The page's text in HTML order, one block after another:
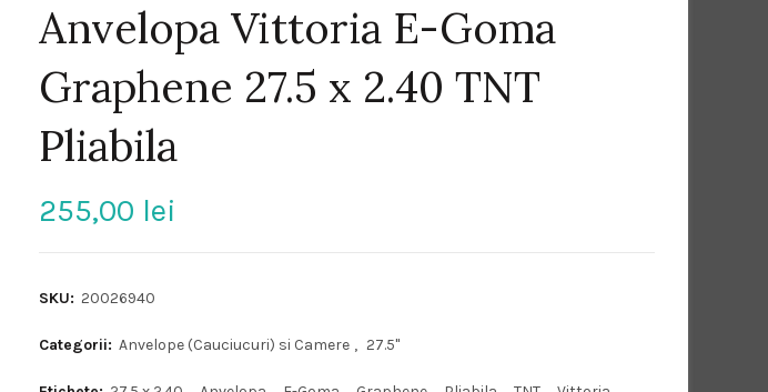
Anvelopa Vittoria E-Goma
Graphene 27.5 x 2.40 TNT
Pliabila
255,00 lei
SKU: 20026940
Categorii: Anvelope (Cauciucuri) si Camere , 27.5"